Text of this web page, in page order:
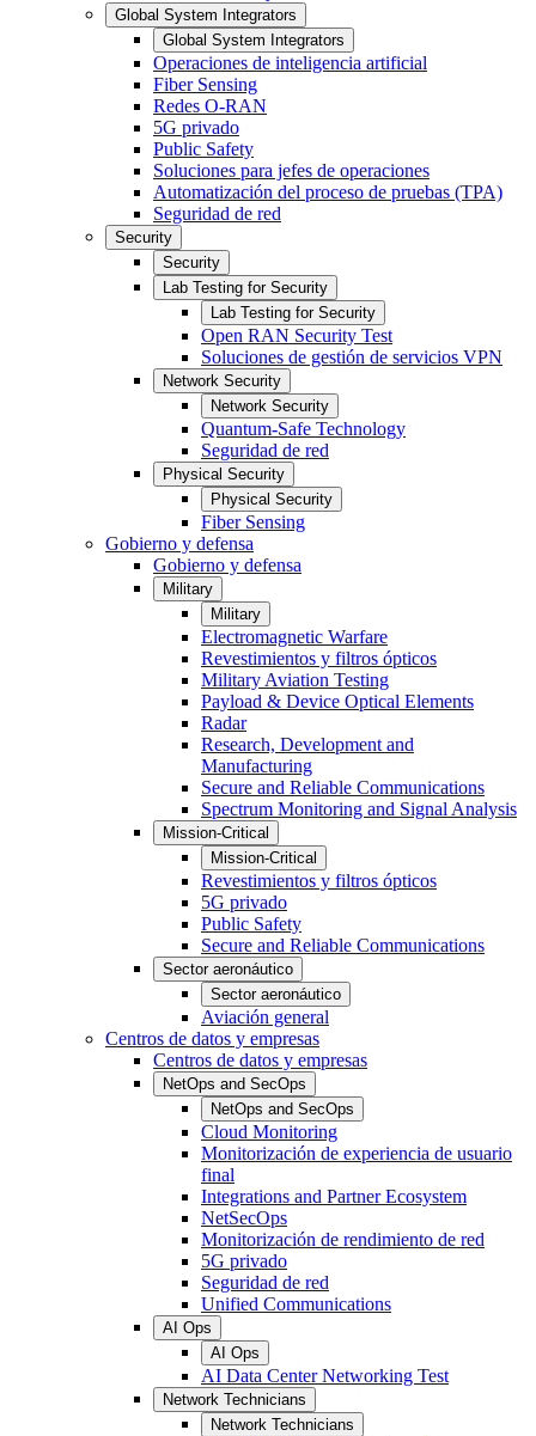
Global System Integrators
Global System Integrators
Operaciones de inteligencia artificial
Fiber Sensing
Redes O-RAN
5G privado
Public Safety
Soluciones para jefes de operaciones
Automatización del proceso de pruebas (TPA)
Seguridad de red
Security
Security
Lab Testing for Security
Lab Testing for Security
Open RAN Security Test
Soluciones de gestión de servicios VPN
Network Security
Network Security
Quantum-Safe Technology
Seguridad de red
Physical Security
Physical Security
Fiber Sensing
Gobierno y defensa
Gobierno y defensa
Military
Military
Electromagnetic Warfare
Revestimientos y filtros ópticos
Military Aviation Testing
Payload & Device Optical Elements
Radar
Research, Development and
Manufacturing
Secure and Reliable Communications
Spectrum Monitoring and Signal Analysis
Mission-Critical
Mission-Critical
Revestimientos y filtros ópticos
5G privado
Public Safety
Secure and Reliable Communications
Sector aeronáutico
Sector aeronáutico
Aviación general
Centros de datos y empresas
Centros de datos y empresas
NetOps and SecOps
NetOps and SecOps
Cloud Monitoring
Monitorización de experiencia de usuario
final
Integrations and Partner Ecosystem
NetSecOps
Monitorización de rendimiento de red
5G privado
Seguridad de red
Unified Communications
AI Ops
AI Ops
AI Data Center Networking Test
Network Technicians
Network Technicians